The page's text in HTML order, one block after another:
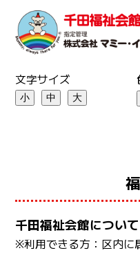
文字サイズ
小 中 大
千田福祉会館について
※利用できる方：区内に